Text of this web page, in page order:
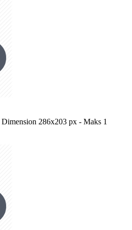
286x203 px - Maks 1